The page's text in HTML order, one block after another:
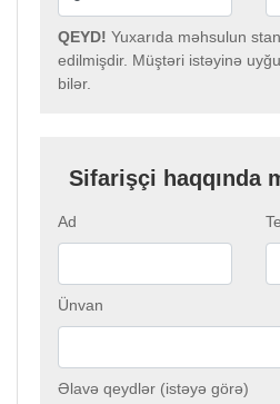
QEYD! Yuxarıda məhsulun
edilmişdir. Müştəri istəyinə
bilər.
Sifarişçi haqqında
Ad
Ünvan
Əlavə qeydlər (istəyə görə)